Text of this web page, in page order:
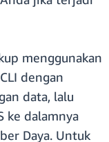
menggunakan
dengan
data, lalu
ke dalamnya
Daya. Untuk